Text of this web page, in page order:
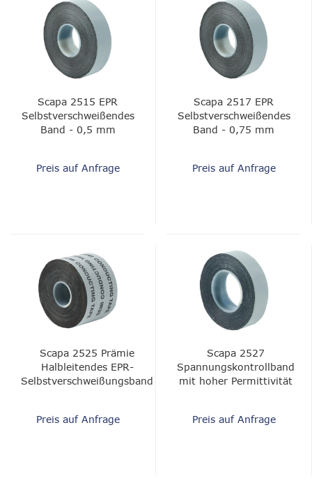
Scapa 2515 EPR
Selbstverschweißendes
Band - 0,5 mm
Preis auf Anfrage
Scapa 2517 EPR
Selbstverschweißendes
Band - 0,75 mm
Preis auf Anfrage
Scapa 2525 Prämie
Halbleitendes EPR-
Selbstverschweißungsband
Preis auf Anfrage
Scapa 2527
Spannungskontrollband
mit hoher Permittivität
Preis auf Anfrage